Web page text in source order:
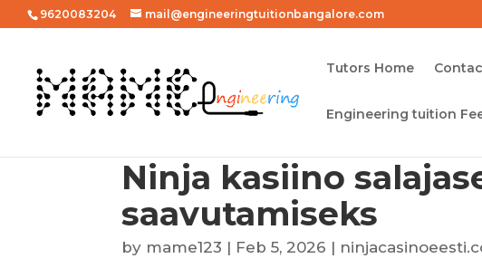
9620083204 mail@engineeringtuitionbangalore.com
Tutors Home
Engineering tuition
Ninja kasiino
saavutamiseks
by mame123 | Feb 5, 2026 |